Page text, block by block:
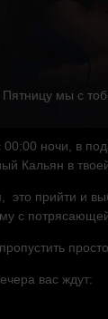
мы с
00:00 ночи, в
Кальян в
это прийти и
с
вас ждут: